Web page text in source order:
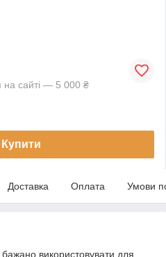
на сайті — 5 000 ₴
Купити
Доставка Оплата Умови
використовувати для